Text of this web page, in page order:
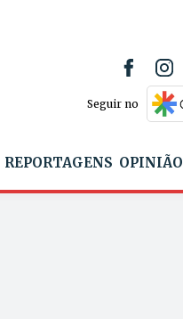
Seguir no
REPORTAGENS OPINIÃO